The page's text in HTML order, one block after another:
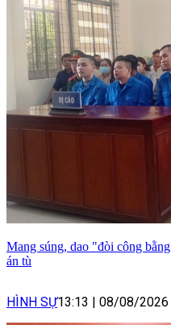
Mang súng, dao "đòi công
án tù
HÌNH SỰ13:13 08/08/2026